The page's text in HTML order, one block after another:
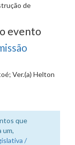
de
evento
Ver.(a) Helton
que
um,
/